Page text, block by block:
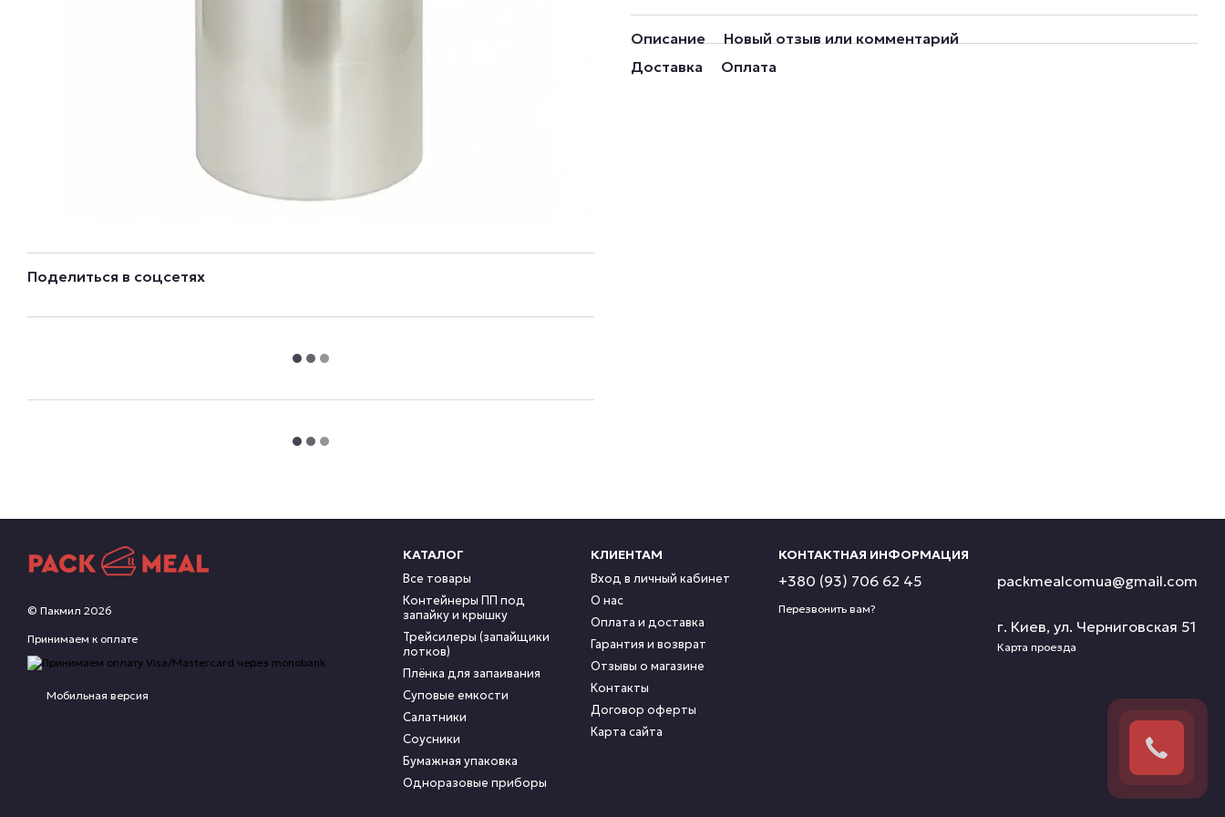
Поделиться в соцсетях
Описание
Новый отзыв или комментарий
Доставка
Оплата
© Пакмил 2026
Принимаем к оплате
Мобильная версия
КАТАЛОГ
Все товары
Контейнеры ПП под
запайку и крышку
Трейсилеры (запайщики
лотков)
Плёнка для запаивания
Суповые емкости
Салатники
Соусники
Бумажная упаковка
Одноразовые приборы
КЛИЕНТАМ
Вход в личный кабинет
О нас
Оплата и доставка
Гарантия и возврат
Отзывы о магазине
Контакты
Договор оферты
Карта сайта
КОНТАКТНАЯ ИНФОРМАЦИЯ
+380 (93) 706 62 45
Перезвонить вам?
packmealcomua@gmail.com
г. Киев, ул. Черниговская 51
Карта проезда